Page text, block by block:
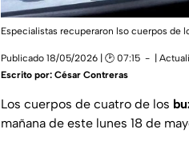
Especialistas recuperaron lso cuerpos de
Publicado 18/05/2026 | 🕑 07:15 |
Escrito por: César Contreras
Los cuerpos de cuatro de los
mañana de este lunes 18 de